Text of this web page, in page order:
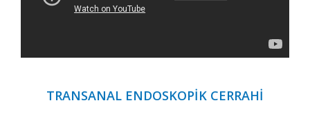
TRANSANAL ENDOSKOPİK CERRAHİ